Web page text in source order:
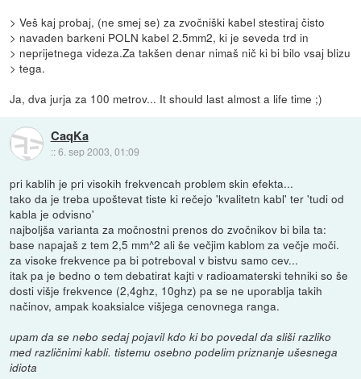
> Veš kaj probaj, (ne smej se) za zvočniški kabel stestiraj čisto
> navaden barkeni POLN kabel 2.5mm2, ki je seveda trd in
> neprijetnega videza.Za takšen denar nimaš nič ki bi bilo vsaj blizu
> tega.
Ja, dva jurja za 100 metrov... It should last almost a life time ;)
CaqKa
::6. sep 2003, 01:09
pri kablih je pri visokih frekvencah problem skin efekta...
tako da je treba upoštevat tiste ki rečejo 'kvalitetn kabl' ter 'tudi od
kabla je odvisno'
najboljša varianta za močnostni prenos do zvočnikov bi bila ta:
base napajaš z tem 2,5 mm^2 ali še večjim kablom za večje moči.
za visoke frekvence pa bi potreboval v bistvu samo cev...
itak pa je bedno o tem debatirat kajti v radioamaterski tehniki so še
dosti višje frekvence (2,4ghz, 10ghz) pa se ne uporablja takih
načinov, ampak koaksialce višjega cenovnega ranga.
upam da se nebo sedaj pojavil kdo ki bo povedal da sliši razliko
med različnimi kabli. tistemu osebno podelim priznanje ušesnega
idiota